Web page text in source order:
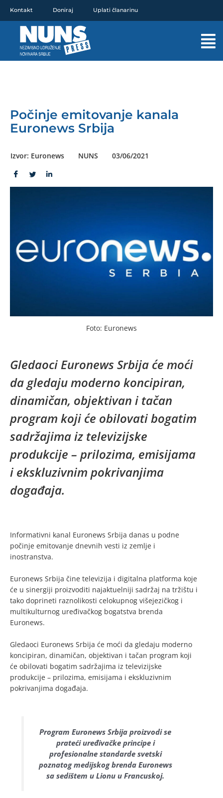
sadržaj
Kontakt Doniraj Uplati članarinu
Počinje emitovanje kanala
Euronews Srbija
Izvor: Euronews NUNS 03/06/2021
Foto: Euronews
Gledaoci Euronews Srbija će moći
da gledaju moderno koncipiran,
dinamičan, objektivan i tačan
program koji će obilovati bogatim
sadržajima iz televizijske
produkcije – prilozima, emisijama
i ekskluzivnim pokrivanjima
događaja.
Informativni kanal Euronews Srbija danas u podne
počinje emitovanje dnevnih vesti iz zemlje i
inostranstva.
Euronews Srbija čine televizija i digitalna platforma koje
će u sinergiji proizvoditi najaktuelniji sadržaj na tržištu i
tako doprineti raznolikosti celokupnog višejezičkog i
multikulturnog uređivačkog bogatstva brenda
Euronews.
Gledaoci Euronews Srbija će moći da gledaju moderno
koncipiran, dinamičan, objektivan i tačan program koji
će obilovati bogatim sadržajima iz televizijske
produkcije – prilozima, emisijama i ekskluzivnim
pokrivanjima događaja.
Program Euronews Srbija proizvodi se
prateći uređivačke principe i
profesionalne standarde svetski
poznatog medijskog brenda Euronews
sa sedištem u Lionu u Francuskoj.